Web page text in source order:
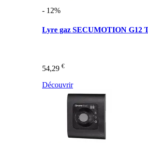
- 12%
Lyre gaz SECUMOTION G12
54,29 €
Découvrir